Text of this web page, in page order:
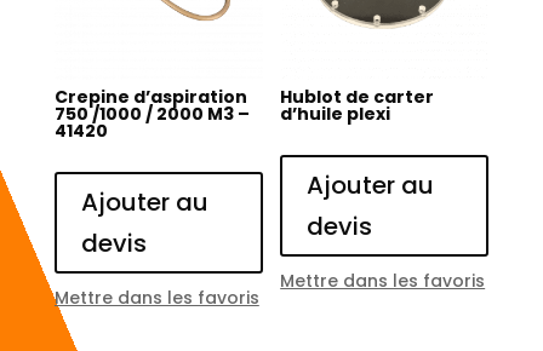
Crepine d’aspiration
750 /1000 / 2000 M3 –
41420
Ajouter au
devis
Mettre dans les favoris
Hublot de carter
d’huile plexi
Ajouter au
devis
Mettre dans les favoris